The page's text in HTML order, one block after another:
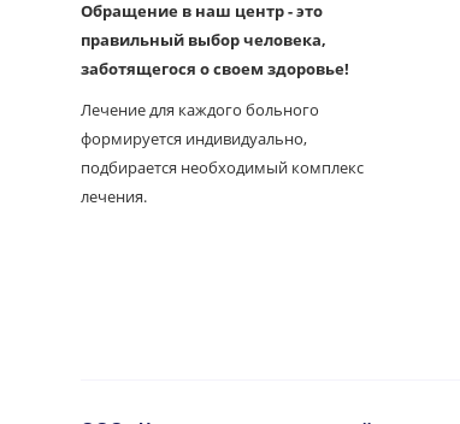
Обращение в наш центр - это
правильный выбор человека,
заботящегося о своем здоровье!
Лечение для каждого больного
формируется индивидуально,
подбирается необходимый комплекс
лечения.